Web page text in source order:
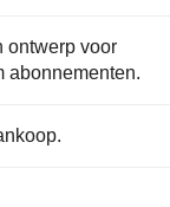
ontwerp voor
abonnementen.